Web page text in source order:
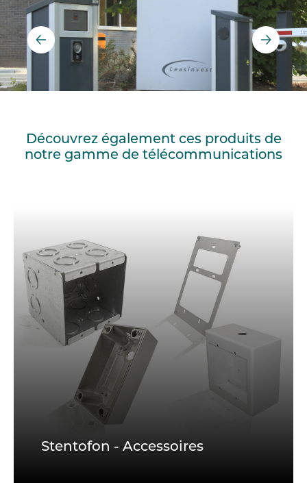
Découvrez également ces produits de
notre gamme de télécommunications
Stentofon - Accessoires